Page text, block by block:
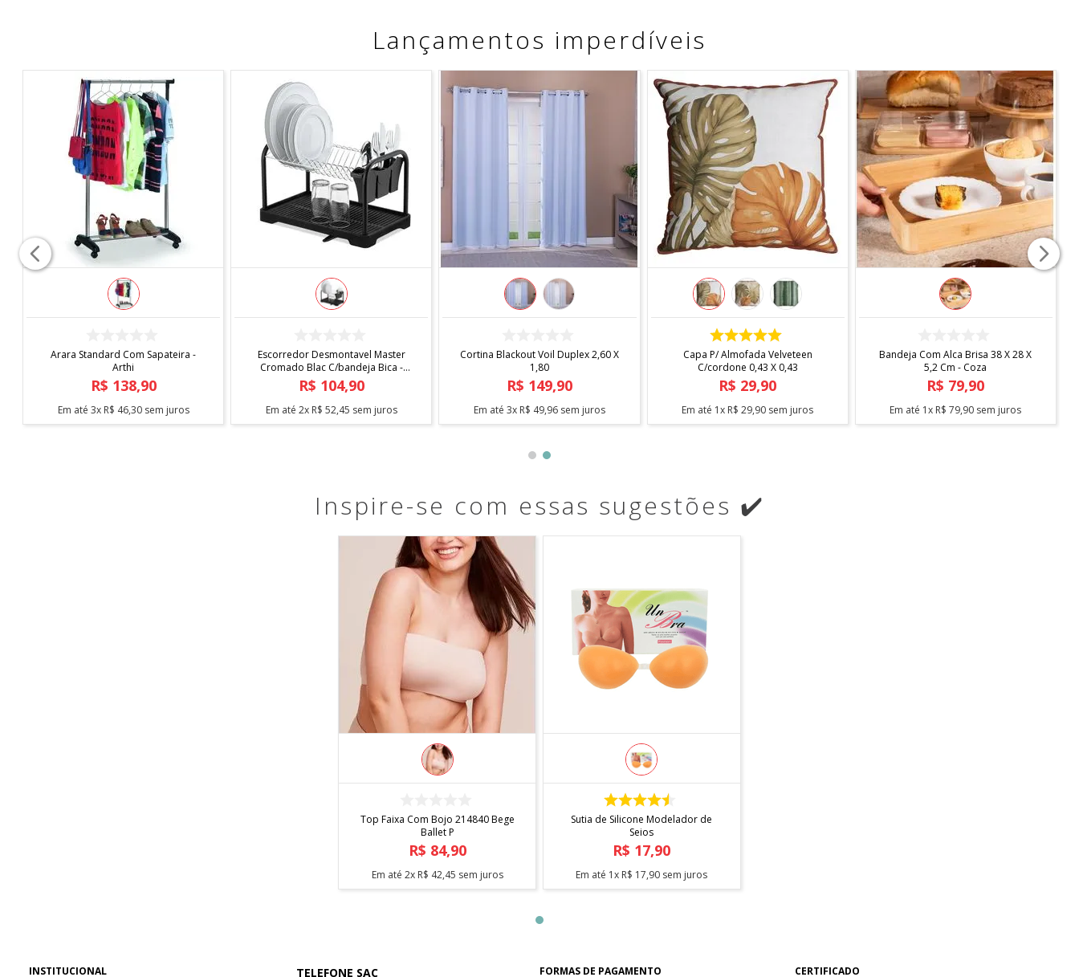
Lançamentos imperdíveis
Arara Standard Com Sapateira -
Arthi
R$ 138,90
Em até 3x R$ 46,30sem juros
Escorredor Desmontavel Master
Cromado Blac C/bandeja Bica -
Arthi
R$ 104,90
Em até 2x R$ 52,45 sem juros
Cortina Blackout Voil Duplex 2,60 X
1,80
R$ 149,90
Em até 3x R$ 49,96sem juros
COMPRAR
Capa P/ Almofada Velveteen
C/cordone 0,43 X 0,43
R$ 29,90
Em até 1x R$ 29,90 sem juros
Bandeja Com Alca Brisa 38 X 28 X
5,2 Cm - Coza
R$ 79,90
Em até 1x R$ 79,90 sem juros
Inspire-se com essas sugestões ✔️
Top Faixa Com Bojo 214840 Bege
Ballet P
R$ 84,90
Em até 2x R$ 42,45 sem juros
COMPRAR
Sutia de Silicone Modelador de
Seios
R$ 17,90
Em até 1x R$ 17,90 sem juros
INSTITUCIONAL TELEFONE SAC FORMAS DE PAGAMENTO CERTIFICADO